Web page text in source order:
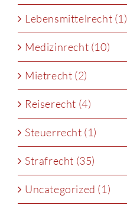
Lebensmittelrecht (1)
Medizinrecht (10)
Mietrecht (2)
Reiserecht (4)
Steuerrecht (1)
Strafrecht (35)
Uncategorized (1)